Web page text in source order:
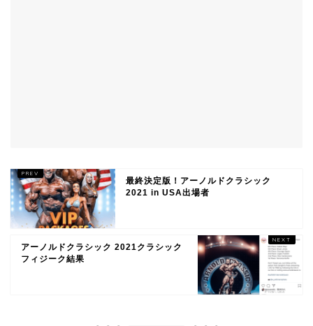
最終決定版！アーノルドクラシック
2021 in USA出場者
アーノルドクラシック 2021クラシック
フィジーク結果